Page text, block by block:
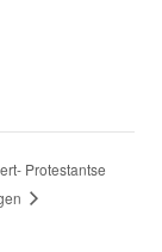
Protestantse